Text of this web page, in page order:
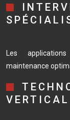
Les
maintenance
VERTICAL